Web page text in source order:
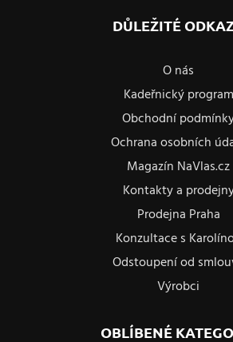
DŮLEŽITÉ
O nás
Kadeřnický program
Obchodní
Ochrana osobních
Magazín NaVlas.cz
Kontakty a
Prodejna Praha
Konzultace s
Odstoupení od
Výrobci
OBLÍBENÉ